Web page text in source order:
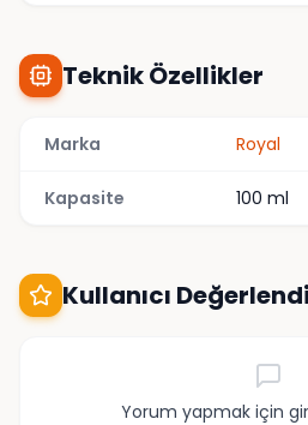
Teknik Özellikler
Marka Royal
Kapasite 100 ml
Kullanıcı
Yorum yapmak için